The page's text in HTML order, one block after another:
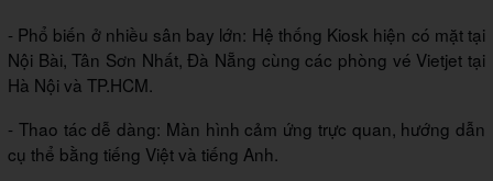
- Phổ biến ở nhiều sân bay lớn: Hệ thống Kiosk hiện có mặt tại
Nội Bài, Tân Sơn Nhất, Đà Nẵng cùng các phòng vé Vietjet tại
Hà Nội và TP.HCM.
- Thao tác dễ dàng: Màn hình cảm ứng trực quan, hướng dẫn
cụ thể bằng tiếng Việt và tiếng Anh.